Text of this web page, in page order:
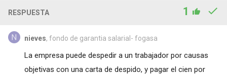
RESPUESTA 1
nieves, fondo de garantia salarial- fogasa
La empresa puede despedir a un trabajador por causas
objetivas con una carta de despido, y pagar el cien por